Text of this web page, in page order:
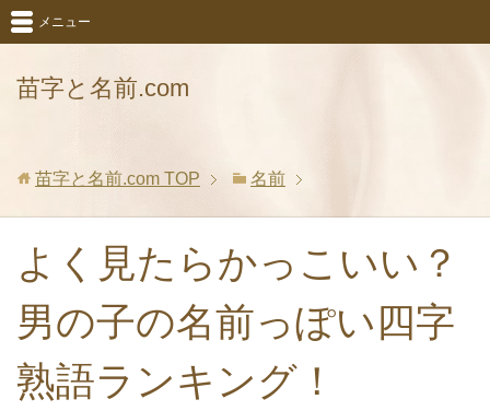
苗字と名前.com
メニュー
苗字と名前.com TOP 名前
よく見たらかっこいい？
男の子の名前っぽい四字
熟語ランキング！